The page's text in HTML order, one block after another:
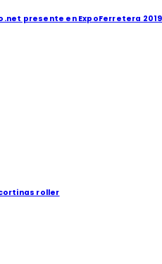
presente en ExpoFerretera 2019
roller